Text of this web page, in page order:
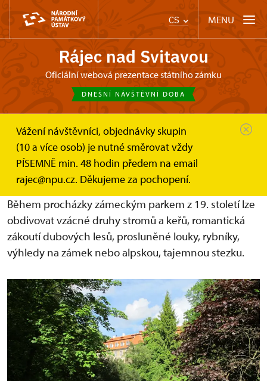
CS MENU
Rájec nad Svitavou
Oficiální webová prezentace státního zámku
DNEŠNÍ NÁVŠTĚVNÍ DOBA
Vážení návštěvníci, objednávky skupin
(10 a více osob) je nutné směrovat vždy
PÍSEMNĚ min. 48 hodin předem na email
rajec@npu.cz. Děkujeme za pochopení.
Zámek Rájec nad Svitavou
Zámecké zahradnictví a park
Zámecký park
Zámecký romantický park
Během procházky zámeckým parkem z 19. století lze
obdivovat vzácné druhy stromů a keřů, romantická
zákoutí dubových lesů, prosluněné louky, rybníky,
výhledy na zámek nebo alpskou, tajemnou stezku.